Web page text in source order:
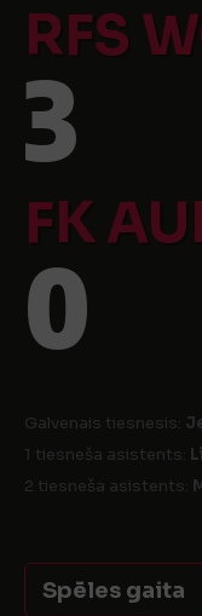
RFS
3
FK
0
Galvenais tiesnesis:
1 tiesneša asistents:
2 tiesneša asistents:
Spēles gaita